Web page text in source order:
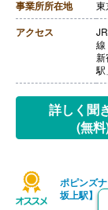
な
動
［
月
【
【
【
事業所所在地 東
アクセス
線
新
駅
詳しく聞
(無
ポピンズ
坂上駅】